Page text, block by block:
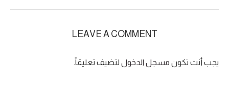
LEAVE A COMMENT
يجب أنت تكون مسجل الدخول لتضيف تعليقاً.